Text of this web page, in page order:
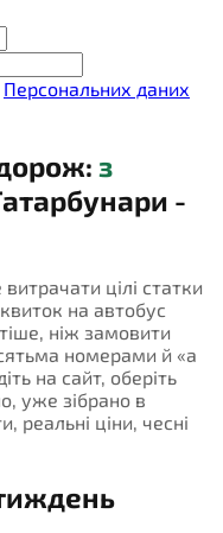
Персональних даних
з
-
цілі статки
на автобус
ніж замовити
номерами й «а
на сайт, оберіть
уже зібрано в
реальні ціни, чесні